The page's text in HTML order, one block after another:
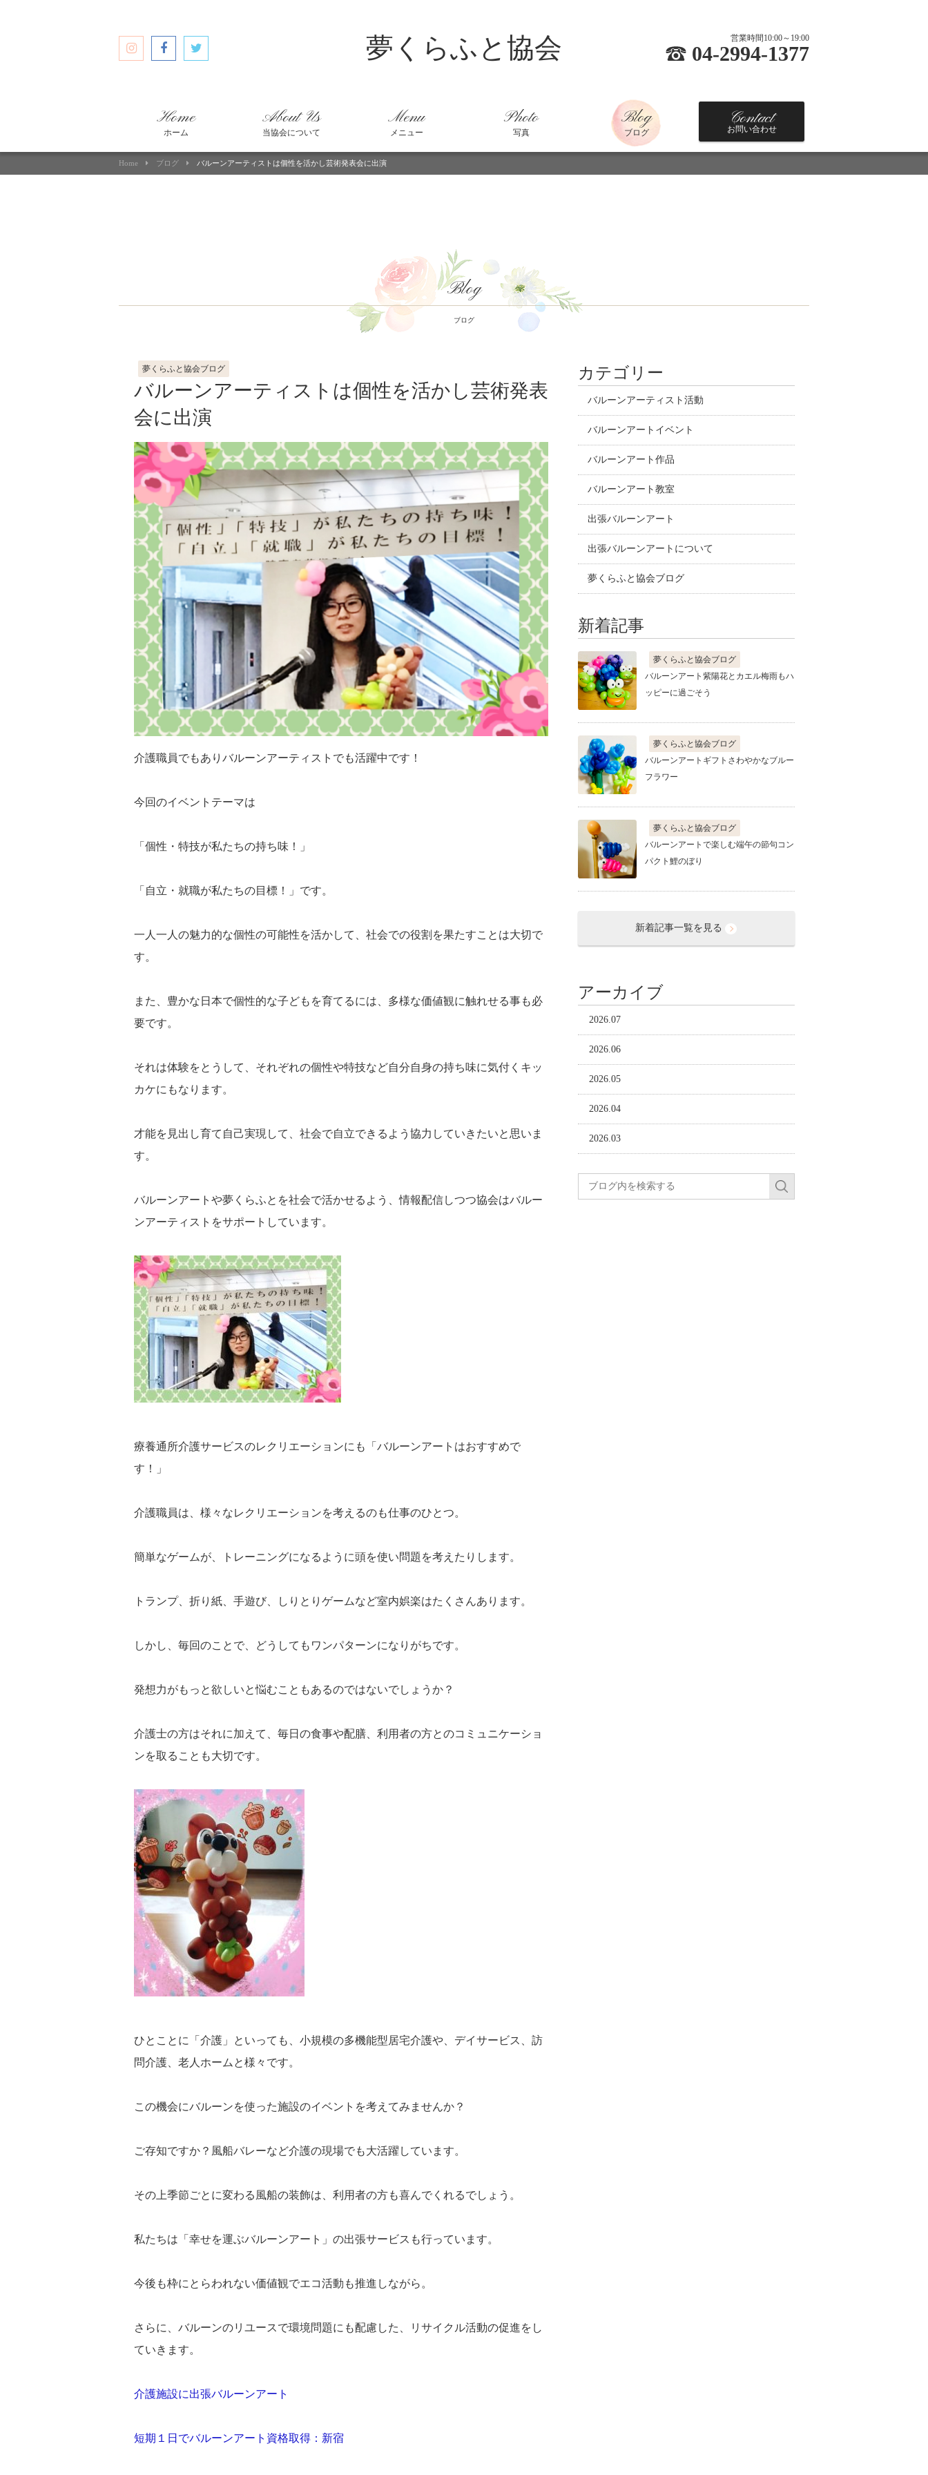
夢くらふと協会 営業時間10:00～19:00
04-2994-1377
Home
ホーム
About Us
当協会について
Menu
メニュー
Photo
写真
Blog
ブログ
Contact
お問い合わせ
Home ブログ バルーンアーティストは個性を活かし芸術発表会に出演
Blog
ブログ
夢くらふと協会ブログ
バルーンアーティストは個性を活かし芸術発表
会に出演
介護職員でもありバルーンアーティストでも活躍中です！
今回のイベントテーマは
「個性・特技が私たちの持ち味！」
「自立・就職が私たちの目標！」です。
一人一人の魅力的な個性の可能性を活かして、社会での役割を果たすことは大切で
す。
また、豊かな日本で個性的な子どもを育てるには、多様な価値観に触れせる事も必
要です。
それは体験をとうして、それぞれの個性や特技など自分自身の持ち味に気付くキッ
カケにもなります。
才能を見出し育て自己実現して、社会で自立できるよう協力していきたいと思いま
す。
バルーンアートや夢くらふとを社会で活かせるよう、情報配信しつつ協会はバルー
ンアーティストをサポートしています。
療養通所介護サービスのレクリエーションにも「バルーンアートはおすすめで
す！」
介護職員は、様々なレクリエーションを考えるのも仕事のひとつ。
簡単なゲームが、トレーニングになるように頭を使い問題を考えたりします。
トランプ、折り紙、手遊び、しりとりゲームなど室内娯楽はたくさんあります。
しかし、毎回のことで、どうしてもワンパターンになりがちです。
発想力がもっと欲しいと悩むこともあるのではないでしょうか？
介護士の方はそれに加えて、毎日の食事や配膳、利用者の方とのコミュニケーショ
ンを取ることも大切です。
ひとことに「介護」といっても、小規模の多機能型居宅介護や、デイサービス、訪
問介護、老人ホームと様々です。
この機会にバルーンを使った施設のイベントを考えてみませんか？
ご存知ですか？風船バレーなど介護の現場でも大活躍しています。
その上季節ごとに変わる風船の装飾は、利用者の方も喜んでくれるでしょう。
私たちは「幸せを運ぶバルーンアート」の出張サービスも行っています。
今後も枠にとらわれない価値観でエコ活動も推進しながら。
さらに、バルーンのリユースで環境問題にも配慮した、リサイクル活動の促進をし
ていきます。
介護施設に出張バルーンアート
短期１日でバルーンアート資格取得：新宿
カテゴリー
バルーンアーティスト活動
バルーンアートイベント
バルーンアート作品
バルーンアート教室
出張バルーンアート
出張バルーンアートについて
夢くらふと協会ブログ
新着記事
夢くらふと協会ブログ
バルーンアート紫陽花とカエル梅雨もハ
ッピーに過ごそう
夢くらふと協会ブログ
バルーンアートギフトさわやかなブルー
フラワー
夢くらふと協会ブログ
バルーンアートで楽しむ端午の節句コン
パクト鯉のぼり
新着記事一覧を見る
アーカイブ
2026.07
2026.06
2026.05
2026.04
2026.03